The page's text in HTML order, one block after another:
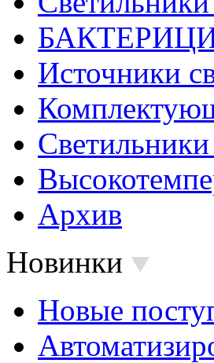
Источники
Архив
Новинки
Новые